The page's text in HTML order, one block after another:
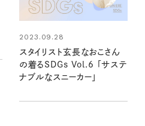
2023.09.28
スタイリスト玄長なおこさん
の着るSDGs Vol.6 「サステ
ナブルなスニーカー」